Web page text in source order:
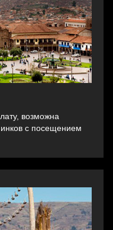
возможна
с посещением